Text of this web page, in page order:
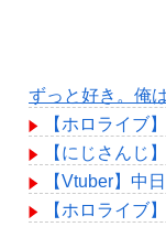
ずっと好き。俺
【ホロライブ
【にじさんじ
【Vtuber】中
【ホロライ